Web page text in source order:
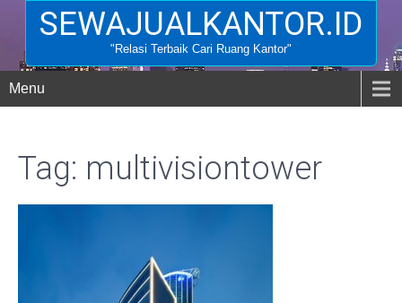
SEWAJUALKANTOR.ID
"Relasi Terbaik Cari Ruang Kantor"
Menu
Tag: multivisiontower